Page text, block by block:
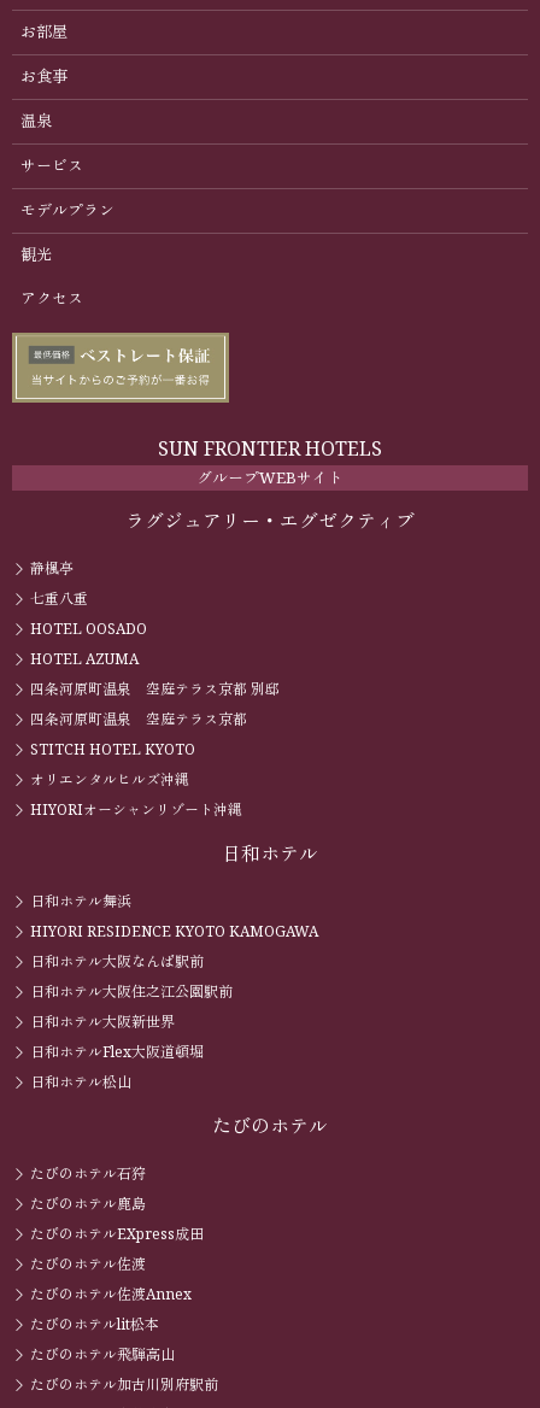
お部屋
お食事
温泉
サービス
モデルプラン
観光
アクセス
SUN FRONTIER HOTELS
グループWEBサイト
ラグジュアリー・エグゼクティブ
静楓亭
七重八重
HOTEL OOSADO
HOTEL AZUMA
四条河原町温泉 空庭テラス京都 別邸
四条河原町温泉 空庭テラス京都
STITCH HOTEL KYOTO
オリエンタルヒルズ沖縄
HIYORIオーシャンリゾート沖縄
日和ホテル
日和ホテル舞浜
HIYORI RESIDENCE KYOTO KAMOGAWA
日和ホテル大阪なんば駅前
日和ホテル大阪住之江公園駅前
日和ホテル大阪新世界
日和ホテルFlex大阪道頓堀
日和ホテル松山
たびのホテル
たびのホテル石狩
たびのホテル鹿島
たびのホテルEXpress成田
たびのホテル佐渡
たびのホテル佐渡Annex
たびのホテルlit松本
たびのホテル飛騨高山
たびのホテル加古川別府駅前